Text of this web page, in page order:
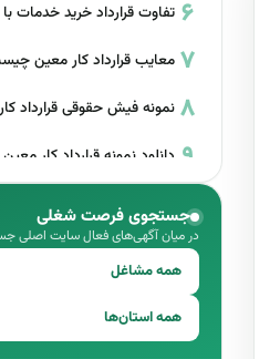
تفاوت قرارداد خرید خدمات
معایب قرارداد کار معین
نمونه فیش حقوقی قرارداد
دانلود نمونه قرارداد کار معین
جستجوی فرصت شغلی
در میان آگهی‌های فعال سایت اصلی
همه مشاغل
همه استان‌ها